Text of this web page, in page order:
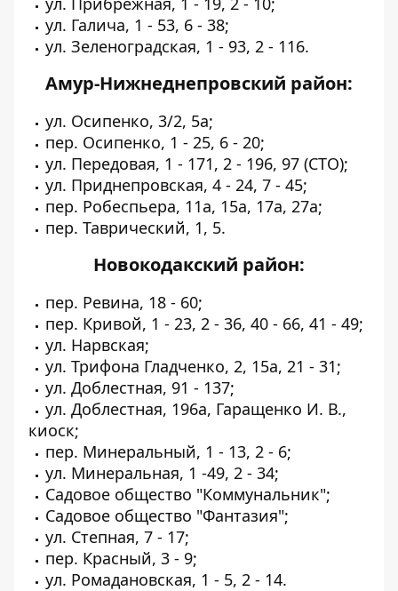
ул. Галича, 1 - 53, 6 - 38;
ул. Зеленоградская, 1 - 93, 2 - 116.
Амур-Нижнеднепровский район:
ул. Осипенко, 3/2, 5а;
пер. Осипенко, 1 - 25, 6 - 20;
ул. Передовая, 1 - 171, 2 - 196, 97 (СТО);
ул. Приднепровская, 4 - 24, 7 - 45;
пер. Робеспьера, 11а, 15а, 17а, 27а;
пер. Таврический, 1, 5.
Новокодакский район:
пер. Ревина, 18 - 60;
пер. Кривой, 1 - 23, 2 - 36, 40 - 66, 41 - 49;
ул. Нарвская;
ул. Трифона Гладченко, 2, 15а, 21 - 31;
ул. Доблестная, 91 - 137;
ул. Доблестная, 196а, Гаращенко И. В.,
киоск;
пер. Минеральный, 1 - 13, 2 - 6;
ул. Минеральная, 1 -49, 2 - 34;
Садовое общество "Коммунальник";
Садовое общество "Фантазия";
ул. Степная, 7 - 17;
пер. Красный, 3 - 9;
ул. Ромадановская, 1 - 5, 2 - 14.